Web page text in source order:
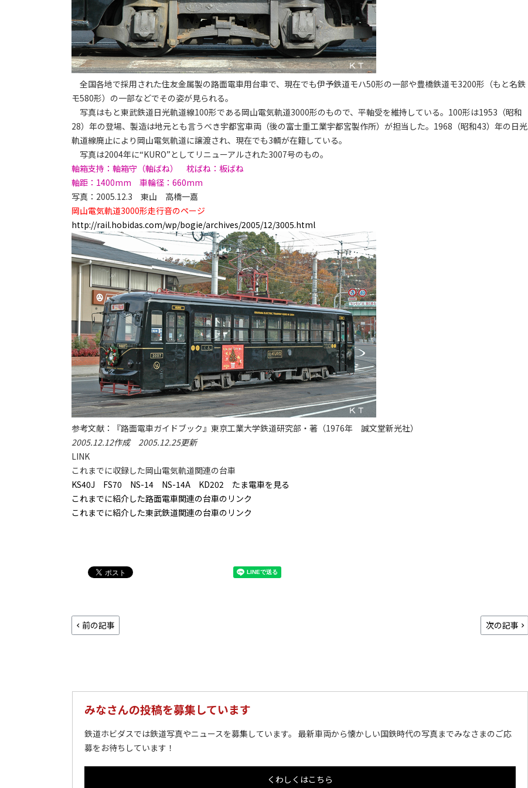
全国各地で採用された住友金属製の路面電車用台車で、現在でも伊予鉄道モハ50形の一部や豊橋鉄道モ3200形（もと名鉄
モ580形）の一部などでその姿が見られる。
写真はもと東武鉄道日光軌道線100形である岡山電気軌道3000形のもので、平軸受を維持している。100形は1953（昭和
28）年の登場、製造は地元とも言うべき宇都宮車両（後の富士重工業宇都宮製作所）が担当した。1968（昭和43）年の日光
軌道線廃止により岡山電気軌道に譲渡され、現在でも3輌が在籍している。
写真は2004年に“KURO”としてリニューアルされた3007号のもの。
軸箱支持：軸箱守（軸ばね） 枕ばね：板ばね
軸距：1400mm 車輪径：660mm
写真：2005.12.3 東山 高橋一嘉
岡山電気軌道3000形走行音のページ
http://rail.hobidas.com/wp/bogie/archives/2005/12/3005.html
参考文献：『路面電車ガイドブック』東京工業大学鉄道研究部・著（1976年 誠文堂新光社）
2005.12.12作成 2005.12.25更新
LINK
これまでに収録した岡山電気軌道関連の台車
KS40J
FS70 NS-14 NS-14A KD202
たま電車を見る
これまでに紹介した路面電車関連の台車のリンク
これまでに紹介した東武鉄道関連の台車のリンク
前の記事 次の記事
みなさんの投稿を募集しています
鉄道ホビダスでは鉄道写真やニュースを募集しています。 最新車両から懐かしい国鉄時代の写真までみなさまのご応
募をお待ちしています！
くわしくはこちら